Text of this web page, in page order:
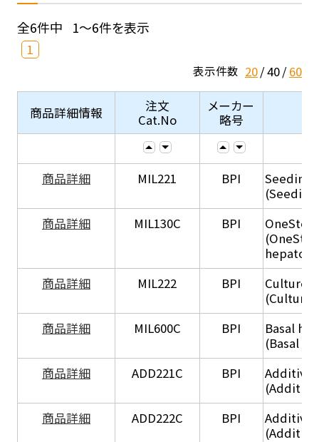
全6件中 1～6件を表示
1
表示件数 20 40 60
商品詳細情報
注文
Cat.No
メーカー
略号
商品詳細 MIL221 BPI
Seeding
商品詳細
MIL130C BPI
商品詳細
MIL222 BPI
Culture
(Culture
商品詳細
MIL600C BPI
Basal
(Basal
商品詳細
ADD221C BPI
商品詳細
ADD222C BPI